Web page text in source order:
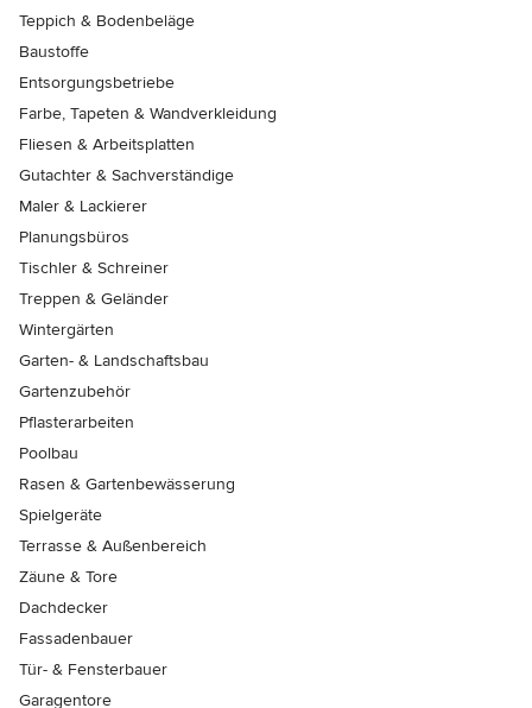
Teppich & Bodenbeläge
Baustoffe
Entsorgungsbetriebe
Farbe, Tapeten & Wandverkleidung
Fliesen & Arbeitsplatten
Gutachter & Sachverständige
Maler & Lackierer
Planungsbüros
Tischler & Schreiner
Treppen & Geländer
Wintergärten
Garten- & Landschaftsbau
Gartenzubehör
Pflasterarbeiten
Poolbau
Rasen & Gartenbewässerung
Spielgeräte
Terrasse & Außenbereich
Zäune & Tore
Dachdecker
Fassadenbauer
Tür- & Fensterbauer
Garagentore